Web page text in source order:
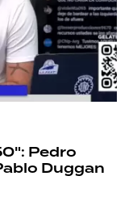
Pedro
Duggan